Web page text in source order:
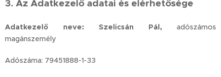
3. Az Adatkezelő adatai és elérhetősége
Adatkezelő neve: Szelicsán Pál, adószámos
magánszemély
Adószáma: 79451888-1-33